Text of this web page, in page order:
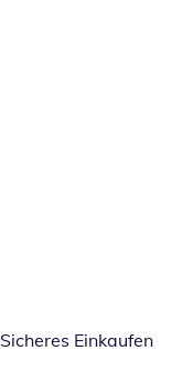
Sicheres Einkaufen